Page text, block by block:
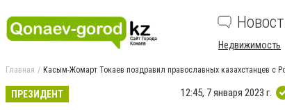
Недвижимость
Главная Касым-Жомарт Токаев поздравил православных казахстанцев с
ПРЕЗИДЕНТ 12:45, 7 января 2023 г.